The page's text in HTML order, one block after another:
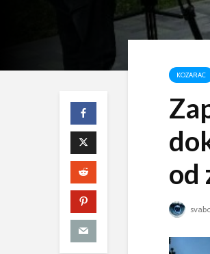
KOZARAC
od